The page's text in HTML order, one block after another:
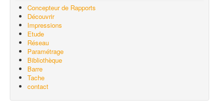
Concepteur de Rapports
Découvrir
Impressions
Etude
Réseau
Paramétrage
Bibliothèque
Barre
Tache
contact